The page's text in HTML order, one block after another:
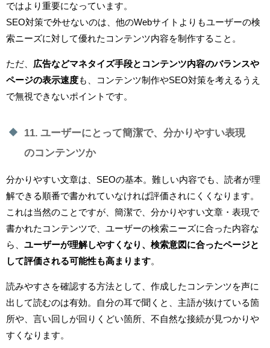
ではより重要になっています。
SEO対策で外せないのは、他のWebサイトよりもユーザーの検
索ニーズに対して優れたコンテンツ内容を制作すること。
ただ、
広告などマネタイズ手段とコンテンツ内容のバランスや
ページの表示速度も、コンテンツ制作やSEO対策を考えるうえ
で無視できないポイントです。
11. ユーザーにとって簡潔で、分かりやすい表現
のコンテンツか
分かりやすい文章は、SEOの基本。難しい内容でも、読者が理
解できる順番で書かれていなければ評価されにくくなります。
これは当然のことですが、簡潔で、分かりやすい文章・表現で
書かれたコンテンツで、ユーザーの検索ニーズに合った内容な
ら、
ユーザーが理解しやすくなり、検索意図に合ったページと
して評価される可能性も高まります
読みやすさを確認する方法として、作成したコンテンツを声に
出して読むのは有効。自分の耳で聞くと、主語が抜けている箇
所や、言い回しが回りくどい箇所、不自然な接続が見つかりや
すくなります。